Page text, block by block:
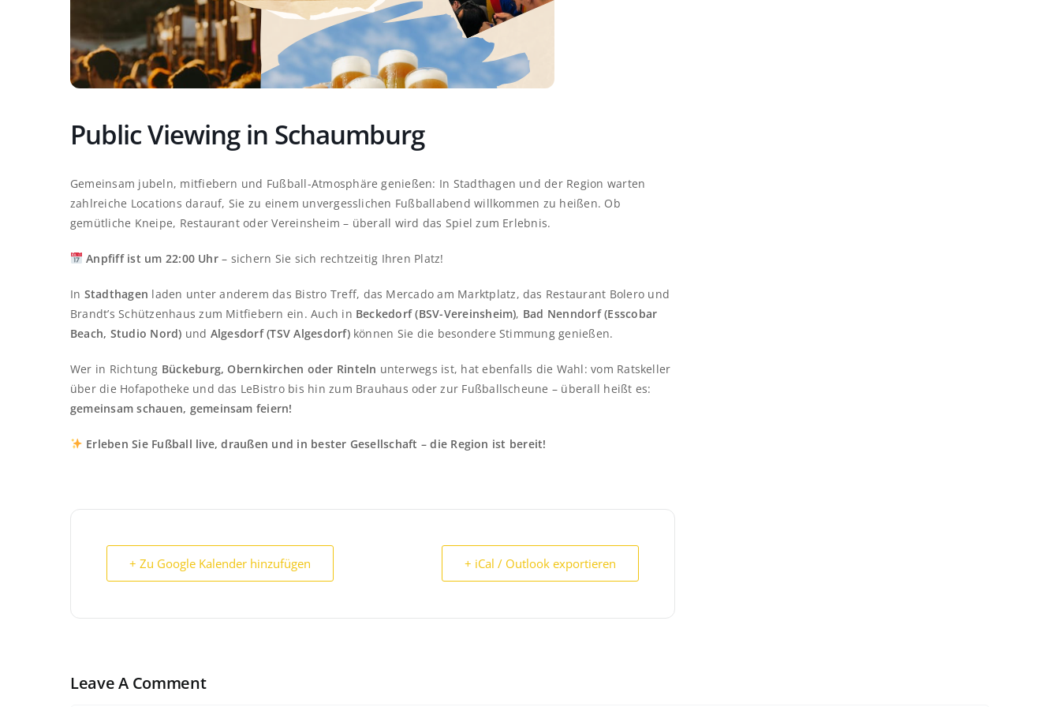
Public Viewing in Schaumburg
Gemeinsam jubeln, mitfiebern und Fußball-Atmosphäre genießen: In Stadthagen und der Region warten
zahlreiche Locations darauf, Sie zu einem unvergesslichen Fußballabend willkommen zu heißen. Ob
gemütliche Kneipe, Restaurant oder Vereinsheim – überall wird das Spiel zum Erlebnis.
Anpfiff ist um 22:00 Uhr– sichern Sie sich rechtzeitig Ihren Platz!
In Stadthagen laden unter anderem das Bistro Treff, das Mercado am Marktplatz, das Restaurant Bolero und
Brandt’s Schützenhaus zum Mitfiebern ein. Auch in Beckedorf (BSV-Vereinsheim), Bad Nenndorf (Esscobar
Beach, Studio Nord) und Algesdorf (TSV Algesdorf)können Sie die besondere Stimmung genießen.
Wer in Richtung Bückeburg, Obernkirchen oder Rinteln unterwegs ist, hat ebenfalls die Wahl: vom Ratskeller
über die Hofapotheke und das LeBistro bis hin zum Brauhaus oder zur Fußballscheune – überall heißt es:
gemeinsam schauen, gemeinsam feiern!
Erleben Sie Fußball live, draußen und in bester Gesellschaft – die Region ist bereit!
+ Zu Google Kalender hinzufügen + iCal / Outlook exportieren
Leave A Comment